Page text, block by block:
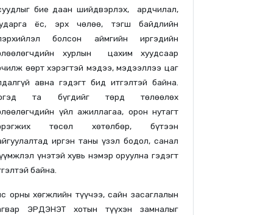
бие даан шийдвэрлэх, ардчилал,
ёс, эрх чөлөө, тэгш байдлийн
болсон аймгийн иргэдийн
хурлын цахим хуудсаар
өөрт хэрэгтэй мэдээ, мэдээллээ цаг
авна гэдэгт бид итгэлтэй байна.
та бүгдийг төрд төлөөлөх
үйл ажиллагаа, орон нутагт
төсөл хөтөлбөр, бүтээн
иргэн таны үзэл бодол, санал
үнэтэй хувь нэмэр оруулна гэдэгт
байна.
орны хөгжлийн түүчээ, сайн засаглалын
ЭРДЭНЭТ хотын түүхэн замналыг